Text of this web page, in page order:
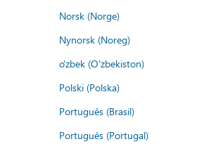
Norsk (Norge)
Nynorsk (Noreg)
o'zbek (O'zbekiston)
Polski (Polska)
Português (Brasil)
Português (Portugal)